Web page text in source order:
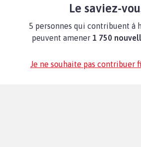
Le saviez-
5 personnes qui contribuent à
peuvent amener 1 750
Je ne souhaite pas contribuer